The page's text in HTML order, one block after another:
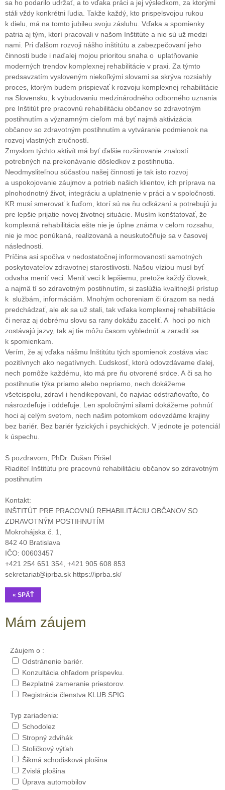
sa ho podarilo udržať, a to vďaka práci a jej výsledkom, za ktorými
stáli vždy konkrétni ľudia. Takže každý, kto prispelsvojou rukou
k dielu, má na tomto jubileu svoju zásluhu. Vďaka a spomienky
patria aj tým, ktorí pracovali v našom Inštitúte a nie sú už medzi
nami. Pri ďalšom rozvoji nášho inštitútu a zabezpečovaní jeho
činnosti bude i naďalej mojou prioritou snaha o uplatňovanie
moderných trendov komplexnej rehabilitácie v praxi. Za týmto
predsavzatím vysloveným niekoľkými slovami sa skrýva rozsiahly
proces, ktorým budem prispievať k rozvoju komplexnej rehabilitácie
na Slovensku, k vybudovaniu medzinárodného odborného uznania
pre Inštitút pre pracovnú rehabilitáciu občanov so zdravotným
postihnutím a významným cieľom má byť najmä aktivizácia
občanov so zdravotným postihnutím a vytváranie podmienok na
rozvoj vlastných zručností.
Zmyslom týchto aktivít má byť ďalšie rozširovanie znalostí
potrebných na prekonávanie dôsledkov z postihnutia.
Neodmysliteľnou súčasťou našej činnosti je tak isto rozvoj
a uspokojovanie záujmov a potrieb našich klientov, ich príprava na
plnohodnotný život, integráciu a uplatnenie v práci a v spoločnosti.
KR musí smerovať k ľuďom, ktorí sú na ňu odkázaní a potrebujú ju
pre lepšie prijatie novej životnej situácie. Musím konštatovať, že
komplexná rehabilitácia ešte nie je úplne známa v celom rozsahu,
nie je moc ponúkaná, realizovaná a neuskutočňuje sa v časovej
následnosti.
Príčina asi spočíva v nedostatočnej informovanosti samotných
poskytovateľov zdravotnej starostlivosti. Našou víziou musí byť
odvaha meniť veci. Meniť veci k lepšiemu, pretože každý človek,
a najmä tí so zdravotným postihnutím, si zaslúžia kvalitnejší prístup
k službám, informáciám. Mnohým ochoreniam či úrazom sa nedá
predchádzať, ale ak sa už stali, tak vďaka komplexnej rehabilitácie
či neraz aj dobrému slovu sa rany dokážu zaceliť. A hoci po nich
zostávajú jazvy, tak aj tie môžu časom vyblednúť a zaradiť sa
k spomienkam.
Verím, že aj vďaka nášmu Inštitútu tých spomienok zostáva viac
pozitívnych ako negatívnych. Ľudskosť, ktorú odovzdávame ďalej,
nech pomôže každému, kto má pre ňu otvorené srdce. A či sa ho
postihnutie týka priamo alebo nepriamo, nech dokážeme
všetcispolu, zdraví i hendikepovaní, čo najviac odstraňovaťto, čo
násrozdeľuje i oddeľuje. Len spoločnými silami dokážeme pohnúť
hoci aj celým svetom, nech našim potomkom odovzdáme krajiny
bez bariér. Bez bariér fyzických i psychických. V jednote je potenciál
k úspechu.
S pozdravom, PhDr. Dušan Piršel
Riaditeľ Inštitútu pre pracovnú rehabilitáciu občanov so zdravotným
postihnutím
Kontakt:
INŠTITÚT PRE PRACOVNÚ REHABILITÁCIU OBČANOV SO
ZDRAVOTNÝM POSTIHNUTÍM
Mokrohájska č. 1,
842 40 Bratislava
IČO: 00603457
+421 254 651 354, +421 905 608 853
sekretariat@iprba.sk https://iprba.sk/
« SPÄŤ
Mám záujem
Záujem o :
Odstránenie bariér.
Konzultácia ohľadom príspevku.
Bezplatné zameranie priestorov.
Registrácia členstva KLUB SPIG.
Typ zariadenia:
Schodolez
Stropný zdvihák
Stoličkový výťah
Šikmá schodisková plošina
Zvislá plošina
Úprava automobilov